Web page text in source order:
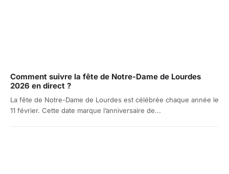
Comment suivre la fête de Notre-Dame de Lourdes
2026 en direct ?
La fête de Notre-Dame de Lourdes est célébrée chaque année le
11 février. Cette date marque l’anniversaire de...